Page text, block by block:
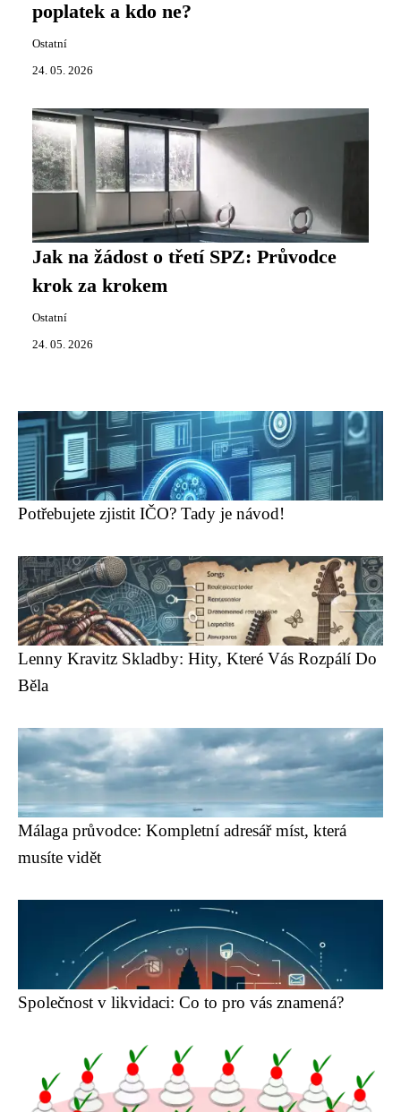
poplatek a kdo ne?
Ostatní
24. 05. 2026
Jak na žádost o třetí SPZ: Průvodce
krok za krokem
Ostatní
24. 05. 2026
Potřebujete zjistit IČO? Tady je návod!
Lenny Kravitz Skladby: Hity, Které Vás Rozpálí Do
Běla
Málaga průvodce: Kompletní adresář míst, která
musíte vidět
Společnost v likvidaci: Co to pro vás znamená?